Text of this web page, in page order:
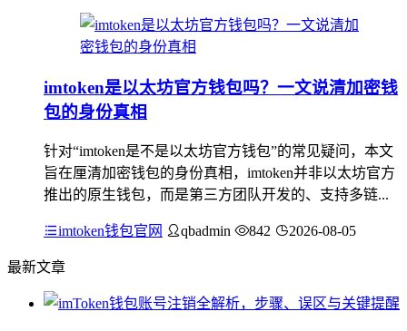
imtoken是以太坊官方钱包吗？一文说清加密钱
包的身份真相
针对“imtoken是不是以太坊官方钱包”的常见疑问，本文
旨在厘清加密钱包的身份真相，imtoken并非以太坊官方
推出的原生钱包，而是第三方团队开发的、支持多链...
imtoken钱包官网 qbadmin 842 2026-08-05
最新文章